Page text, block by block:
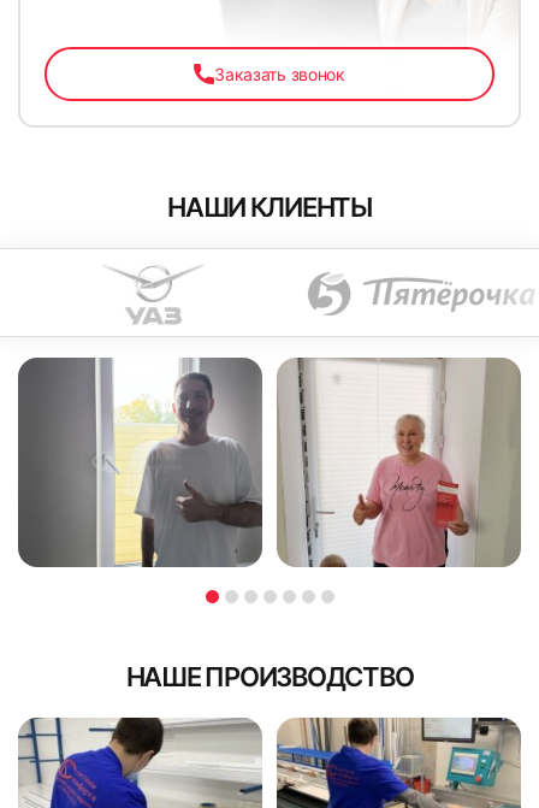
Заказать звонок
67 68
70
72
74
НАШИ КЛИЕНТЫ
НАШЕ ПРОИЗВОДСТВО